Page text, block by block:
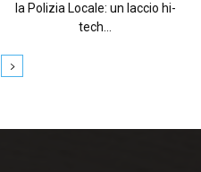
la Polizia Locale: un laccio hi-
tech...